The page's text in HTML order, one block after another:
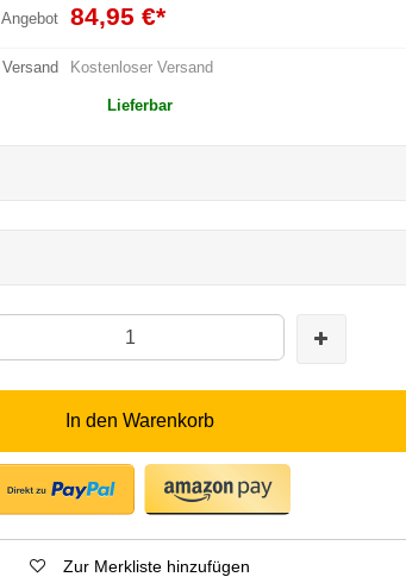
Angebot 84,95 €*
Versand Kostenloser Versand
Lieferbar
In den Warenkorb
Zur Merkliste hinzufügen